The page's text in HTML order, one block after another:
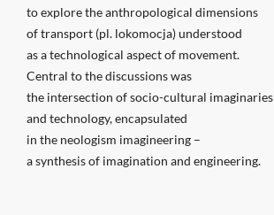
to explore the anthropological dimensions
of transport (pl. lokomocja) understood
as a technological aspect of movement.
Central to the discussions was
the intersection of socio-cultural imaginaries
and technology, encapsulated
in the neologism imagineering –
a synthesis of imagination and engineering.